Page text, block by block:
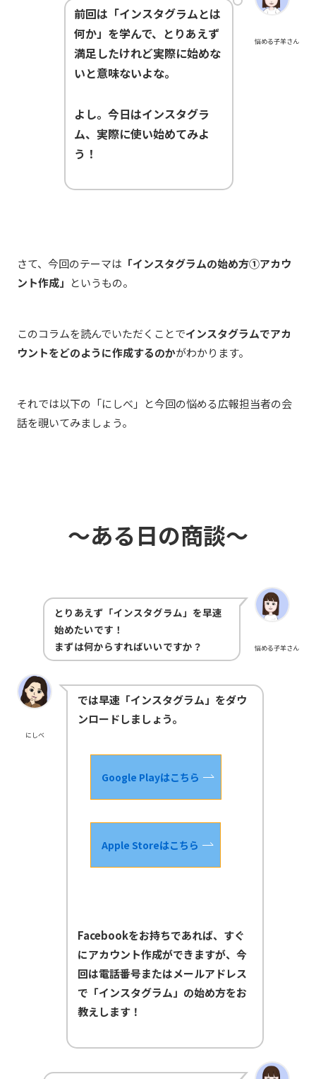
悩める子羊さん
前回は「インスタグラムとは
何か」を学んで、とりあえず
満足したけれど実際に始めな
いと意味ないよな。
よし。今日はインスタグラ
ム、実際に使い始めてみよ
う！
さて、今回のテーマは 「インスタグラムの始め方①アカウ
ント作成」 というもの。
このコラムを読んでいただくことでインスタグラムでアカ
ウントをどのように作成するのかがわかります。
それでは以下の「にしべ」と今回の悩める広報担当者の会
話を覗いてみましょう。
～ある日の商談～
悩める子羊さん
とりあえず「インスタグラム」を早速
始めたいです！
まずは何からすればいいですか？
にしべ
では早速「インスタグラム」をダウ
ンロードしましょう。
Google Playはこちら
Apple Storeはこちら
Facebookをお持ちであれば、すぐ
にアカウント作成ができますが、今
回は電話番号またはメールアドレス
で「インスタグラム」の始め方をお
教えします！